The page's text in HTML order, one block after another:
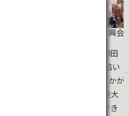
©博多祇園山笠振興会
県博多に夏の訪れを告げる櫛田
り山笠公開から15日早朝の追い
に行われます。山笠は祭りでかか
期間中、高さ10mを超える巨大
博多の街中で楽しむことができ